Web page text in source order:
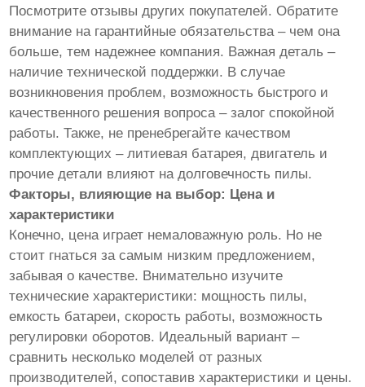
Посмотрите отзывы других покупателей. Обратите
внимание на гарантийные обязательства – чем она
больше, тем надежнее компания. Важная деталь –
наличие технической поддержки. В случае
возникновения проблем, возможность быстрого и
качественного решения вопроса – залог спокойной
работы. Также, не пренебрегайте качеством
комплектующих – литиевая батарея, двигатель и
прочие детали влияют на долговечность пилы.
Факторы, влияющие на выбор: Цена и
характеристики
Конечно, цена играет немаловажную роль. Но не
стоит гнаться за самым низким предложением,
забывая о качестве. Внимательно изучите
технические характеристики: мощность пилы,
емкость батареи, скорость работы, возможность
регулировки оборотов. Идеальный вариант –
сравнить несколько моделей от разных
производителей, сопоставив характеристики и цены.